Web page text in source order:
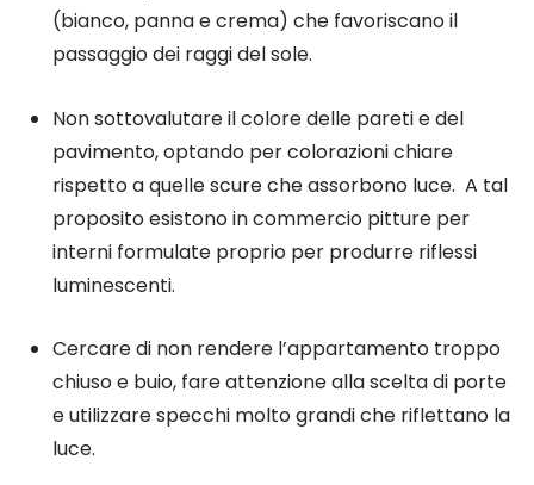
(bianco, panna e crema) che favoriscano il
passaggio dei raggi del sole.
Non sottovalutare il colore delle pareti e del
pavimento, optando per colorazioni chiare
rispetto a quelle scure che assorbono luce. A tal
proposito esistono in commercio pitture per
interni formulate proprio per produrre riflessi
luminescenti.
Cercare di non rendere l’appartamento troppo
chiuso e buio, fare attenzione alla scelta di porte
e utilizzare specchi molto grandi che riflettano la
luce.